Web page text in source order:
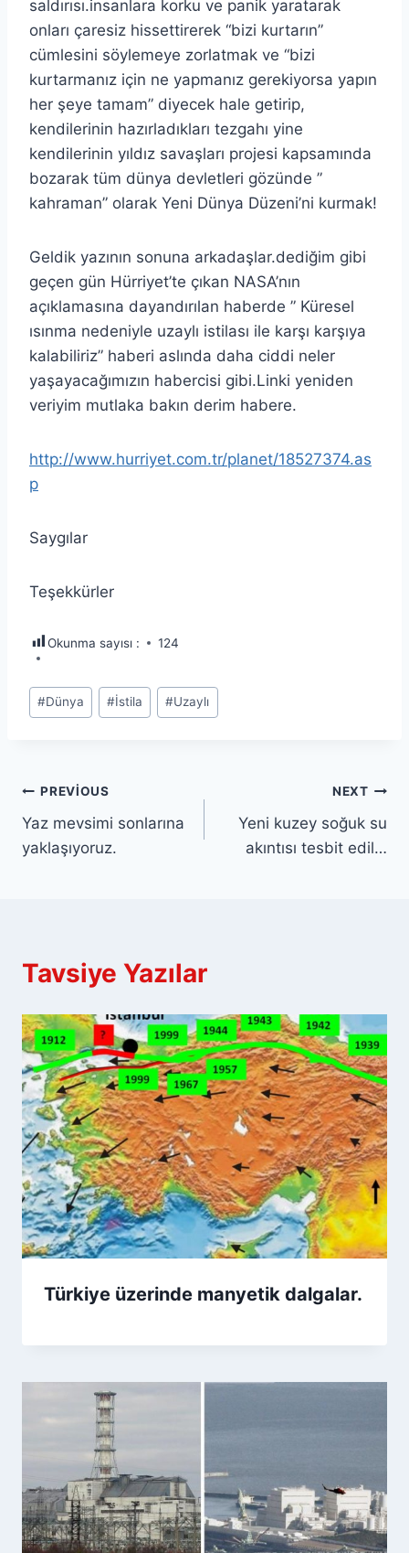
saldırısı.insanlara korku ve panik yaratarak
onları çaresiz hissettirerek “bizi kurtarın”
cümlesini söylemeye zorlatmak ve “bizi
kurtarmanız için ne yapmanız gerekiyorsa yapın
her şeye tamam” diyecek hale getirip,
kendilerinin hazırladıkları tezgahı yine
kendilerinin yıldız savaşları projesi kapsamında
bozarak tüm dünya devletleri gözünde ”
kahraman” olarak Yeni Dünya Düzeni’ni kurmak!
Geldik yazının sonuna arkadaşlar.dediğim gibi
geçen gün Hürriyet’te çıkan NASA’nın
açıklamasına dayandırılan haberde ” Küresel
ısınma nedeniyle uzaylı istilası ile karşı karşıya
kalabiliriz” haberi aslında daha ciddi neler
yaşayacağımızın habercisi gibi.Linki yeniden
veriyim mutlaka bakın derim habere.
http://www.hurriyet.com.tr/planet/18527374.as
p
Saygılar
Teşekkürler
Okunma sayısı : 124
Post
Tags:
#Dünya #İstila #Uzaylı
Yazı
gezinmesi
PREVIOUS
Yaz mevsimi sonlarına
yaklaşıyoruz.
NEXT
Yeni kuzey soğuk su
akıntısı tesbit edil…
Tavsiye Yazılar
Türkiye üzerinde manyetik dalgalar.